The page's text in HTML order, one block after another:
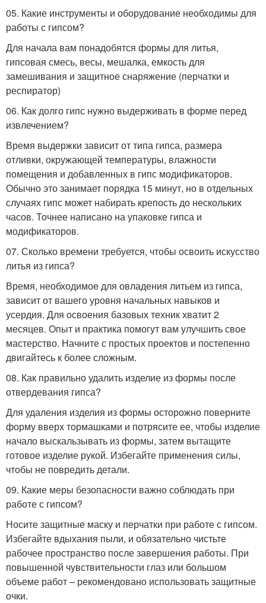
05. Какие инструменты и оборудование необходимы для
работы с гипсом?
Для начала вам понадобятся формы для литья,
гипсовая смесь, весы, мешалка, емкость для
замешивания и защитное снаряжение (перчатки и
респиратор)
06. Как долго гипс нужно выдерживать в форме перед
извлечением?
Время выдержки зависит от типа гипса, размера
отливки, окружающей температуры, влажности
помещения и добавленных в гипс модификаторов.
Обычно это занимает порядка 15 минут, но в отдельных
случаях гипс может набирать крепость до нескольких
часов. Точнее написано на упаковке гипса и
модификаторов.
07. Сколько времени требуется, чтобы освоить искусство
литья из гипса?
Время, необходимое для овладения литьем из гипса,
зависит от вашего уровня начальных навыков и
усердия. Для освоения базовых техник хватит 2
месяцев. Опыт и практика помогут вам улучшить свое
мастерство. Начните с простых проектов и постепенно
двигайтесь к более сложным.
08. Как правильно удалить изделие из формы после
отвердевания гипса?
Для удаления изделия из формы осторожно поверните
форму вверх тормашками и потрясите ее, чтобы изделие
начало выскальзывать из формы, затем вытащите
готовое изделие рукой. Избегайте применения силы,
чтобы не повредить детали.
09. Какие меры безопасности важно соблюдать при
работе с гипсом?
Носите защитные маску и перчатки при работе с гипсом.
Избегайте вдыхания пыли, и обязательно чистьте
рабочее пространство после завершения работы. При
повышенной чувствительности глаз или большом
объеме работ – рекомендовано использовать защитные
очки.